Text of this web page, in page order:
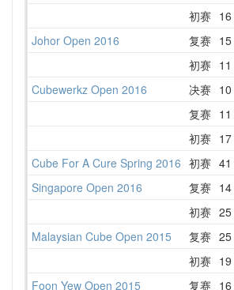
初赛 16
Johor Open 2016 复赛 15
初赛 11
Cubewerkz Open 2016 决赛 10
复赛 11
初赛 17
Cube For A Cure Spring 2016 初赛 41
Singapore Open 2016 复赛 14
初赛 25
Malaysian Cube Open 2015 复赛 25
初赛 19
Foon Yew Open 2015 复赛 16